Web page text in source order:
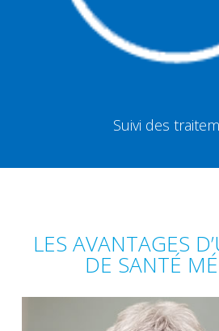
Suivi des
LES AVANTAGES
DE SANTÉ